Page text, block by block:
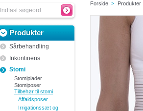
Produkter
Sårbehandling
Inkontinens
Stomi
Stomiplader
Stomiposer
Tilbehør til stomi
Affaldsposer
Irrigationssæt og
Forside Produkter